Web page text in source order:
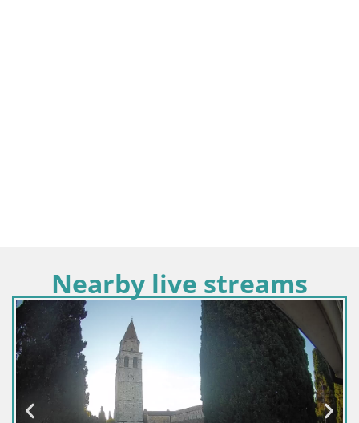
Nearby live streams
Italija / Furlanija-Julijska Krajina / Gorica
Otkrijte Beskrajnu Web Kameru Nova